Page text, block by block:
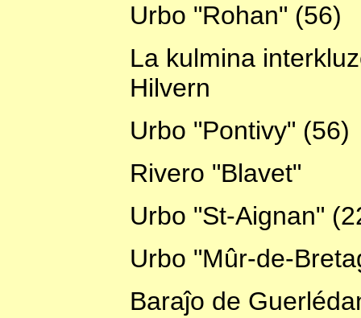
Urbo "Rohan" (56)
La kulmina
Hilvern
Urbo "Pontivy" (56)
Rivero "Blavet"
Urbo "St-Aignan"
Urbo "Mûr-de-
Baraĵo de